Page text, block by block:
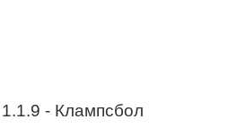
- Клампсбол